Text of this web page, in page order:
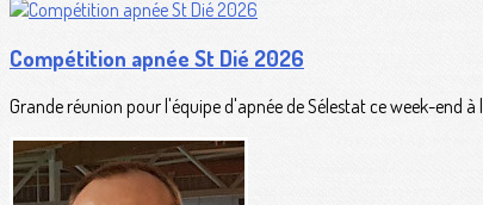
Compétition apnée St Dié 2026
Grande réunion pour l'équipe d'apnée de Sélestat ce week-end à